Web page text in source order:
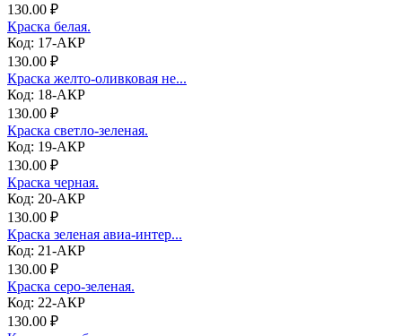
130.00 ₽
Краска белая.
Код: 17-АКР
130.00 ₽
Краска желто-оливковая не...
Код: 18-АКР
130.00 ₽
Краска светло-зеленая.
Код: 19-АКР
130.00 ₽
Краска черная.
Код: 20-АКР
130.00 ₽
Краска зеленая авиа-интер...
Код: 21-АКР
130.00 ₽
Краска серо-зеленая.
Код: 22-АКР
130.00 ₽